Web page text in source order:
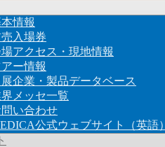
情報
入場券
アクセス・現地情報
ー情報
企業・製品データベース
メッセ一覧
問い合わせ
公式ウェブサイト（英語）